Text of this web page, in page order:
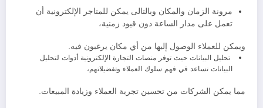
مرونة الزمان والمكان وبالتالى يمكن للمتاجر الإلكترونية أن
تعمل على مدار الساعة دون قيود زمنية،
ويمكن للعملاء الوصول إليها من أي مكان يرغبون فيه.
تحليل البيانات حيث توفر منصات التجارة الإلكترونية أدوات لتحليل
البيانات تساعد في فهم سلوك العملاء وتفضيلاتهم،
مما يمكن الشركات من تحسين تجربة العملاء وزيادة المبيعات.